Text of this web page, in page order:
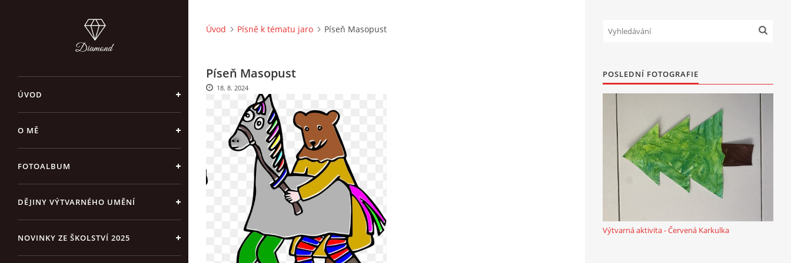
ÚVOD
O MĚ
FOTOALBUM
DĚJINY VÝTVARNÉHO UMĚNÍ
NOVINKY ZE ŠKOLSTVÍ 2025
Úvod Písně k tématu jaro Píseň Masopust
Píseň Masopust
18. 8. 2024
POSLEDNÍ FOTOGRAFIE
Výtvarná aktivita - Červená Karkulka